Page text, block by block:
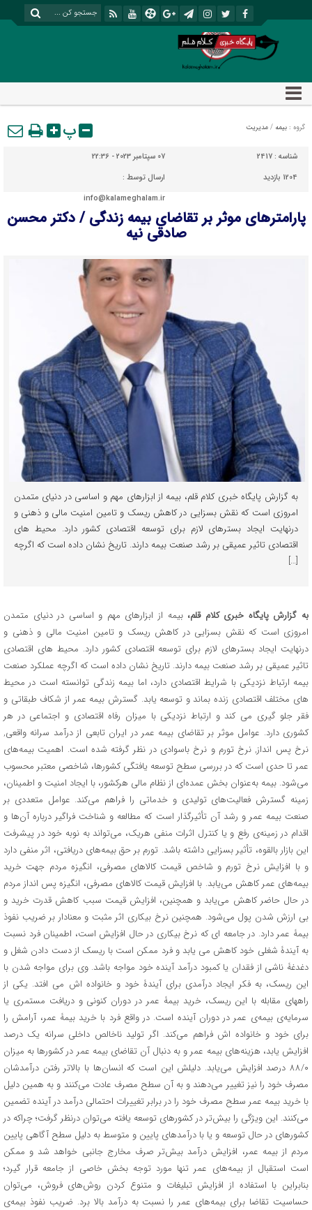
گروه : بیمه / مدیریت پ
شناسه : 2417
07 سپتامبر 2023 - 22:36
1204 بازدید
ارسال توسط :
info@kalameghalam.ir
پارامترهای موثر بر تقاضای بیمه زندگی / دکتر محسن
صادقی نیه
به گزارش پایگاه خبری کلام قلم، بیمه از ابزارهای مهم و اساسی در دنیای متمدن
امروزی است که نقش بسزایی در کاهش ریسک و تامین امنیت مالی و ذهنی و
درنهایت ایجاد بسترهای لازم برای توسعه اقتصادی کشور دارد. محیط های
اقتصادی تاثیر عمیقی بر رشد صنعت بیمه دارند. تاریخ نشان داده است که اگرچه
[…]
به گزارش پایگاه خبری کلام قلم، بیمه از ابزارهای مهم و اساسی در دنیای متمدن
امروزی است که نقش بسزایی در کاهش ریسک و تامین امنیت مالی و ذهنی و
درنهایت ایجاد بسترهای لازم برای توسعه اقتصادی کشور دارد. محیط های اقتصادی
تاثیر عمیقی بر رشد صنعت بیمه دارند. تاریخ نشان داده است که اگرچه عملکرد صنعت
بیمه ارتباط نزدیکی با شرایط اقتصادی دارد، اما بیمه زندگی توانسته است در محیط
های مختلف اقتصادی زنده بماند و توسعه یابد. گسترش بیمه عمر از شکاف طبقاتی و
فقر جلو گیری می کند و ارتباط نزدیکی با میزان رفاه اقتصادی و اجتماعی در هر
کشوری دارد. عوامل موثر بر تقاضای بیمه عمر در ایران تابعی از درآمد سرانه واقعی,
نرخ پس انداز, نرخ تورم و نرخ باسوادی در نظر گرفته شده است. اهمیت بیمه‌های
عمر تا حدی است که در بررسی‌ سطح توسعه یافتگی کشورها، شاخصی معتبر محسوب
می‌شود. بیمه به‌عنوان بخش عمده‌ای از نظام مالی هرکشور، با ایجاد امنیت و اطمینان،
زمینه گسترش فعالیت‌های تولیدی و خدماتی را فراهم می‌کند. عوامل متعددی بر
صنعت بیمه عمر و رشد آن تأثیرگذار است که مطالعه و شناخت فراگیر درباره آن‌ها و
اقدام در زمینه‌ی رفع و یا کنترل اثرات منفی هریک، می‌تواند به نوبه خود در پیشرفت
این بازار بالقوه، تأثیر بسزایی داشته باشد. تورم بر حق بیمه‌های دریافتی، اثر منفی دارد
و با افزایش نرخ تورم و شاخص قیمت کالاهای مصرفی، انگیزه مردم جهت خرید
بیمه‌های عمر کاهش می‌یابد. با افزایش قیمت کالاهای مصرفی، انگیزه پس انداز مردم
در حال حاضر کاهش می‌یابد و همچنین، افزایش قیمت سبب کاهش قدرت خرید و
بی ارزش شدن پول می‌شود. همچنین نرخ بیکاری اثر مثبت و معنادار بر ضریب نفوذ
بیمۀ عمر دارد. در جامعه ای که نرخ بیکاری در حال افزایش است، اطمینان فرد نسبت
به آیندۀ شغلی خود کاهش می یابد و فرد ممکن است با ریسک از دست دادن شغل و
دغدغۀ ناشی از فقدان یا کمبود درآمد آینده خود مواجه باشد. وی برای مواجه شدن با
این ریسک، به فکر ایجاد درآمدی برای آیندۀ خود و خانواده اش می افتد. یکی از
راه‏های مقابله با این ریسک، خرید بیمۀ عمر در دوران کنونی و دریافت مستمری یا
سرمایه‌ی بیمه‌ی عمر در دوران آینده است. در واقع فرد با خرید بیمۀ عمر، آرامش را
برای خود و خانواده اش فراهم می‌کند. اگر تولید ناخالص داخلی سرانه یک درصد
افزایش یابد، هزینه‌های بیمه عمر و به دنبال آن تقاضای بیمه عمر در کشورها به میزان
۸۸/۰ درصد افزایش می‌یابد. دلیلش این است که انسان‌ها با بالاتر رفتن درآمدشان
مصرف خود را نیز تغییر می‌دهند و به آن سطح مصرف عادت می‌کنند و به همین دلیل
با خرید بیمه عمر سطح مصرف خود را در برابر تغییرات احتمالی درآمد در آینده تضمین
می‌کنند. این ویژگی را بیش‌تر در کشورهای توسعه یافته می‌توان درنظر گرفت؛ چراکه در
کشورهای در حال توسعه و یا با درآمدهای پایین و متوسط به دلیل سطح آگاهی پایین
مردم از بیمه عمر، افزایش درآمد بیش‌تر صرف مخارج جانبی خواهد شد و ممکن
است استقبال از بیمه‌های عمر تنها مورد توجه بخش خاصی از جامعه قرار گیرد؛
بنابراین با استفاده از افزایش تبلیغات و متنوع کردن روش‌های فروش، می‌توان
حساسیت تقاضا برای بیمه‌های عمر را نسبت به درآمد بالا برد. ضریب نفوذ بیمه‌ی